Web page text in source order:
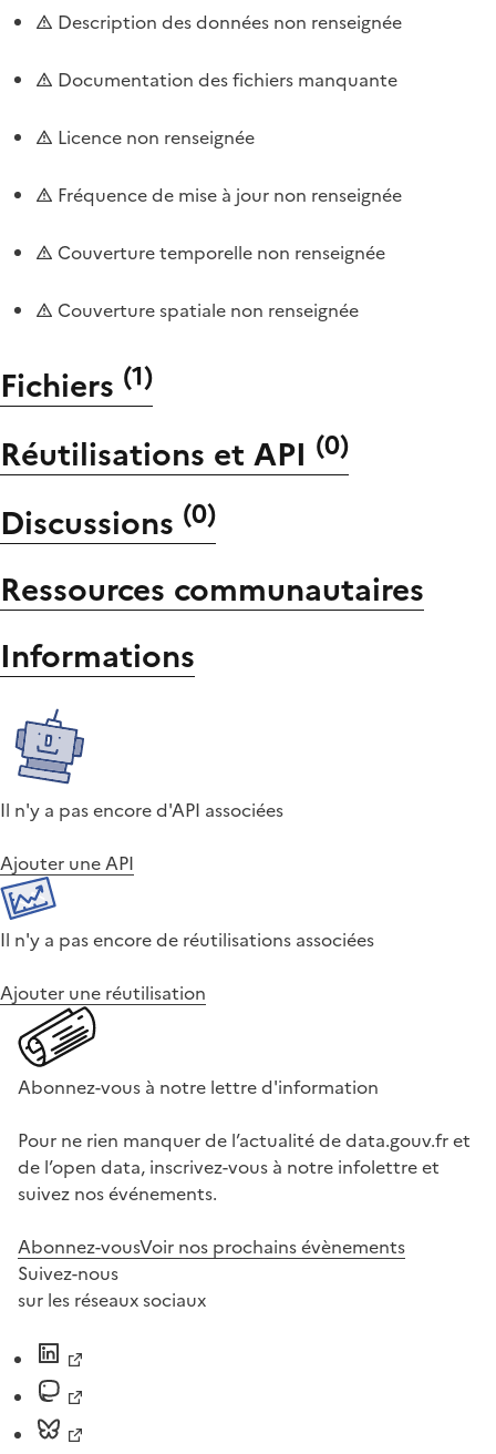
Description des données non renseignée
Documentation des fichiers manquante
Licence non renseignée
Fréquence de mise à jour non renseignée
Couverture temporelle non renseignée
Couverture spatiale non renseignée
Fichiers (1)
Réutilisations et API (0)
Discussions (0)
Ressources communautaires
Informations
Il n'y a pas encore d'API associées
Ajouter une API
Il n'y a pas encore de réutilisations associées
Ajouter une réutilisation
Abonnez-vous à notre lettre d'information
Pour ne rien manquer de l’actualité de data.gouv.fr et
de l’open data, inscrivez-vous à notre infolettre et
suivez nos événements.
Abonnez-vousVoir nos prochains évènements
Suivez-nous
sur les réseaux sociaux